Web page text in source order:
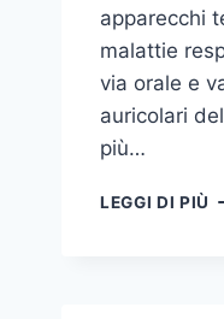
apparecchi
malattie
via orale e
auricolari
più…
LEGGI DI PIÙ